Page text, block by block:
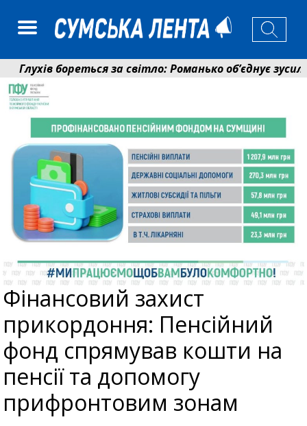
бореться за світло: Романько об’єднує зусилля
фонд Сумщини спрямував 0,2 млрд грн на
Фінансовий захист
прикордоння: Пенсійний
фонд спрямував кошти на
пенсії та допомогу
прифронтовим зонам